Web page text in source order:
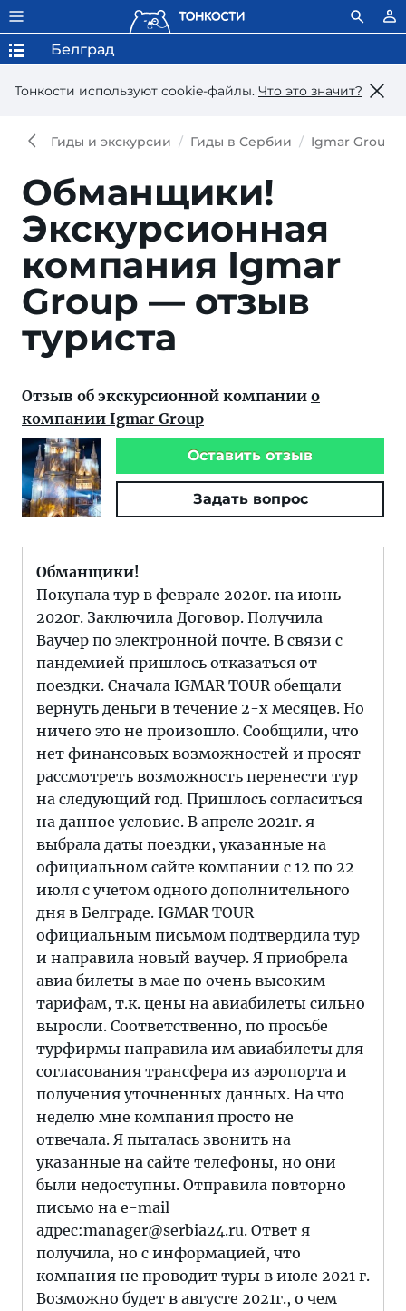
Тонкости используют сookie-файлы. Что это значит?
Белград
Гиды и экскурсии Гиды в Сербии Igmar Group
Обманщики!
Экскурсионная
компания Igmar
Group — отзыв
туриста
Отзыв об экскурсионной компании о
компании Igmar Group
Оставить отзыв
Задать вопрос
Обманщики!
Покупала тур в феврале 2020г. на июнь
2020г. Заключила Договор. Получила
Ваучер по электронной почте. В связи с
пандемией пришлось отказаться от
поездки. Сначала IGMAR TOUR обещали
вернуть деньги в течение 2-х месяцев. Но
ничего это не произошло. Сообщили, что
нет финансовых возможностей и просят
рассмотреть возможность перенести тур
на следующий год. Пришлось согласиться
на данное условие. В апреле 2021г. я
выбрала даты поездки, указанные на
официальном сайте компании с 12 по 22
июля с учетом одного дополнительного
дня в Белграде. IGMAR TOUR
официальным письмом подтвердила тур
и направила новый ваучер. Я приобрела
авиа билеты в мае по очень высоким
тарифам, т.к. цены на авиабилеты сильно
выросли. Соответственно, по просьбе
турфирмы направила им авиабилеты для
согласования трансфера из аэропорта и
получения уточненных данных. На что
неделю мне компания просто не
отвечала. Я пыталась звонить на
указанные на сайте телефоны, но они
были недоступны. Отправила повторно
письмо на e-mail
адрес:manager@serbia24.ru. Ответ я
получила, но с информацией, что
компания не проводит туры в июле 2021 г.
Возможно будет в августе 2021г., о чем